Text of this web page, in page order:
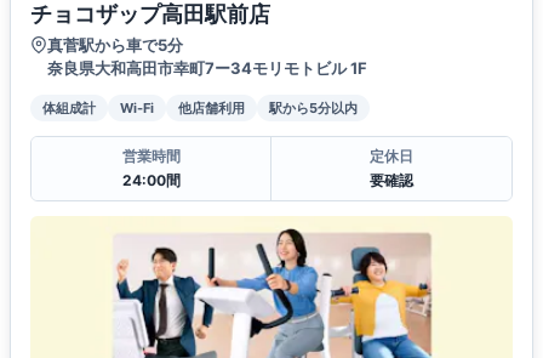
チョコザップ高田駅前店
真菅駅から車で5分
奈良県大和高田市幸町7ー34モリモトビル 1F
体組成計 Wi-Fi 他店舗利用 駅から5分以内
営業時間
24:00間
定休日
要確認